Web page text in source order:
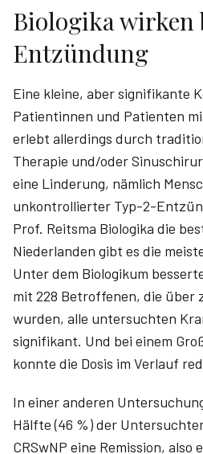
Biologika wirken
Entzündung
Eine kleine, aber signifikante
Patientinnen und Patienten
erlebt allerdings durch
Therapie und/oder
eine Linderung, nämlich
unkontrollierter Typ-2-
Prof. Reitsma Biologika die
Niederlanden gibt es die
Unter dem Biologikum
mit 228 Betroffenen, die über
wurden, alle untersuchten
signifikant. Und bei einem
konnte die Dosis im Verlauf
In einer anderen
Hälfte (46 %) der
CRSwNP eine Remission, also